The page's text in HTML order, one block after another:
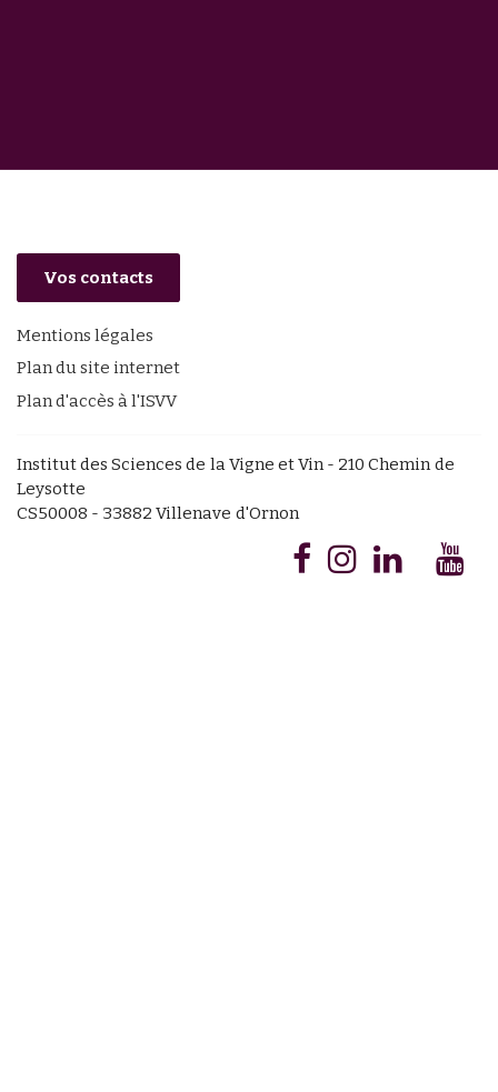
Vos contacts
Mentions légales
Plan du site internet
Plan d'accès à l'ISVV
Institut des Sciences de la Vigne et Vin - 210 Chemin de
Leysotte
CS50008 - 33882 Villenave d'Ornon